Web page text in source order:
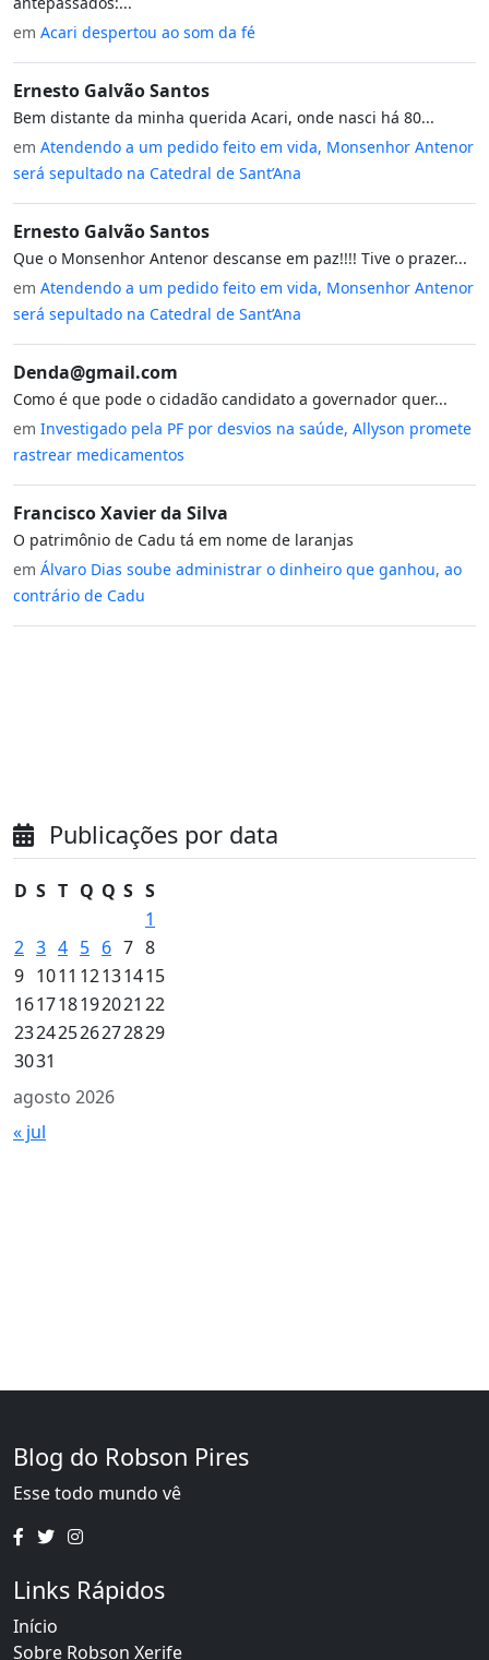
em Acari despertou ao som da fé
Ernesto Galvão Santos
Bem distante da minha querida Acari, onde nasci há 80...
em Atendendo a um pedido feito em vida, Monsenhor Antenor
será sepultado na Catedral de Sant’Ana
Ernesto Galvão Santos
Que o Monsenhor Antenor descanse em paz!!!! Tive o prazer...
em Atendendo a um pedido feito em vida, Monsenhor Antenor
será sepultado na Catedral de Sant’Ana
Denda@gmail.com
Como é que pode o cidadão candidato a governador quer...
em Investigado pela PF por desvios na saúde, Allyson promete
rastrear medicamentos
Francisco Xavier da Silva
O patrimônio de Cadu tá em nome de laranjas
em Álvaro Dias soube administrar o dinheiro que ganhou, ao
contrário de Cadu
Publicações por data
agosto 2026
D S T Q Q S S
1
2 3 4 5 6 7 8
9 1011 12131415
161718192021 22
23242526272829
3031
« jul
Blog do Robson Pires
Esse todo mundo vê
Links Rápidos
Início
Sobre Robson Xerife